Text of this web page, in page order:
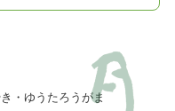
・ゆうたろうがま